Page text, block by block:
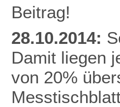
Beitrag!
28.10.2014:
Damit liegen
von 20%